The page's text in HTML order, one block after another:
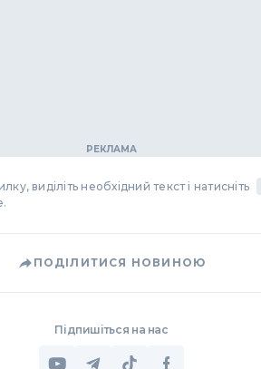
виділіть необхідний текст і натисніть
ПОДІЛИТИСЯ НОВИНОЮ
Підпишіться на нас